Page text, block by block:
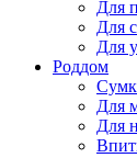
Для
Для
Для
Роддом
Для
Для